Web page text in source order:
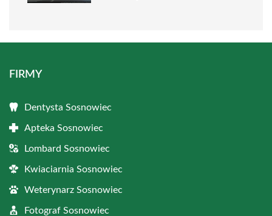
FIRMY
Dentysta Sosnowiec
Apteka Sosnowiec
Lombard Sosnowiec
Kwiaciarnia Sosnowiec
Weterynarz Sosnowiec
Fotograf Sosnowiec